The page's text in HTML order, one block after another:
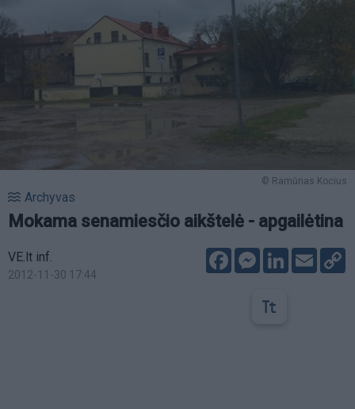
© Ramūnas Kocius
Archyvas
Mokama senamiesčio aikštelė - apgailėtina
VE.lt inf.
2012-11-30 17:44
FacebookMessenger
LinkedIn
Email